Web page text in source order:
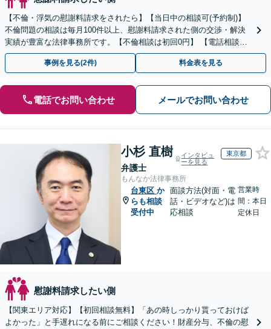
【不倫・浮気の慰謝料請求をされたら】【当日中の相談可(予約制)】
不倫問題の相談は毎月100件以上、慰謝料請求された側の交渉・解決
実績が豊富な法律事務所です。【不倫相談は初回0円】 【電話相談で
ご契約まで対応可/来所不要】
事例を見る(2件) 料金表を見る
電話でお問い合わせ メールでお問い合わせ
小杉 直樹
弁護士
インタビュ
ーを見る
東京都
もんなか法律事務所
台東区 か
らも相談
受付中
面談方法(対面・電
話・ビデオなど)は
応相談
営業時
間：本日
定休日
慰謝料請求したい側
【関東エリア対応】【初回相談無料】「あの時しっかり貰っておけば
よかった」と手遅れになる前にご相談ください！財産分与、不倫の慰